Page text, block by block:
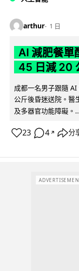
arthur 1 日
AI 減肥餐
45 日減 20
成都一名男子跟隨
公斤後昏迷送院。醫
及多器官功能障礙。
23 4 ↗ 分